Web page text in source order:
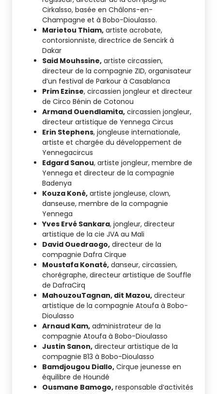
Cirkalsso, basée en Châlons-en-
Champagne et à Bobo-Dioulasso.
Marietou Thiam, artiste acrobate,
contorsionniste, directrice de Sencirk à
Dakar
Said Mouhssine, artiste circassien,
directeur de la compagnie ZID, organisateur
d’un festival de Parkour à Casablanca
Prim Ezinse, circassien jongleur et directeur
de Circo Bénin de Cotonou
Armand Ouendlamita, circassien jongleur,
directeur artistique de Yennega Circus
Erin Stephens, jongleuse internationale,
artiste et chargée du développement de
Yennegacircus
Edgard Sanou, artiste jongleur, membre de
Yennega et directeur de la compagnie
Badenya
Kouza Koné, artiste jongleuse, clown,
danseuse, membre de la compagnie
Yennega
Yves Ervé Sankara, jongleur, directeur
artistique de la cie JVA au Mali
David Ouedraogo, directeur de la
compagnie Dafra Cirque
Moustafa Konaté, danseur, circassien,
chorégraphe, directeur artistique de Souffle
de DafraCirq
MahouzouTagnan, dit Mazou, directeur
artistique de la compagnie Atoufa à Bobo-
Dioulasso
Arnaud Kam, administrateur de la
compagnie Atoufa à Bobo-Dioulasso
Justin Sanon, directeur artistique de la
compagnie B13 à Bobo-Dioulasso
Bamdjougou Diallo, Cirque jeunesse en
équilibre de Houndé
Ousmane Bamogo, responsable d’activités